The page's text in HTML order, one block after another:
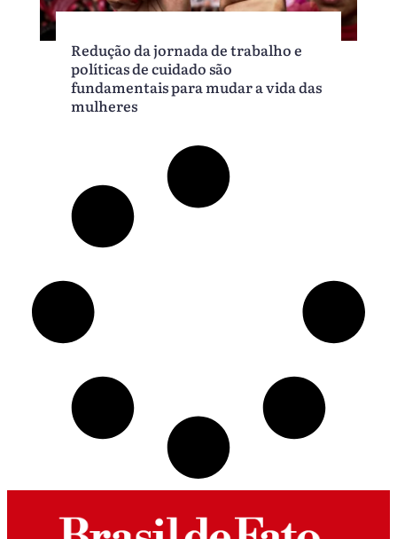
Redução da jornada de trabalho e
políticas de cuidado são
fundamentais para mudar a vida das
mulheres